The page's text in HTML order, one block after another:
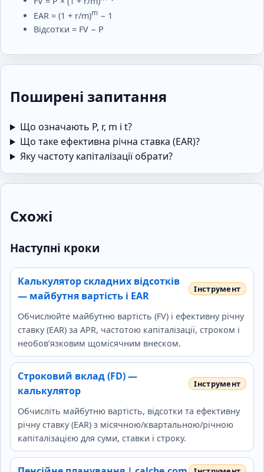
EAR = (1 + r/m)m − 1
Відсотки = FV − P
Поширені запитання
Що означають P, r, m і t?
Що таке ефективна річна ставка (EAR)?
Яку частоту капіталізації обрати?
Схожі
Наступні кроки
Калькулятор складних відсотків
— майбутня вартість і EAR
Обчислюйте майбутню вартість (FV) і ефективну річну
ставку (EAR) за APR, частотою капіталізації, строком і
необов’язковим щомісячним внеском.
Строковий вклад (FD) —
калькулятор
Обчисліть майбутню вартість, відсотки та ефективну
річну ставку (EAR) з місячною/квартальною/річною
капіталізацією для суми, ставки і строку.